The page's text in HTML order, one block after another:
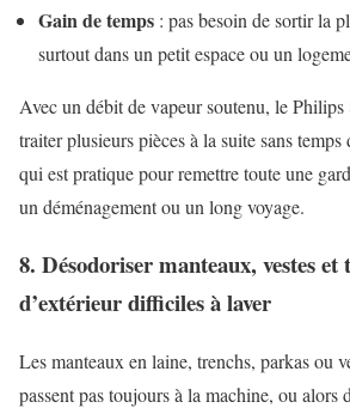
Gain de temps : pas besoin de sortir la
surtout dans un petit espace ou un
Avec un débit de vapeur soutenu, le Philips
traiter plusieurs pièces à la suite sans temps
qui est pratique pour remettre toute une
un déménagement ou un long voyage.
8. Désodoriser manteaux, vestes et
d’extérieur difficiles à laver
Les manteaux en laine, trenchs, parkas ou
passent pas toujours à la machine, ou alors